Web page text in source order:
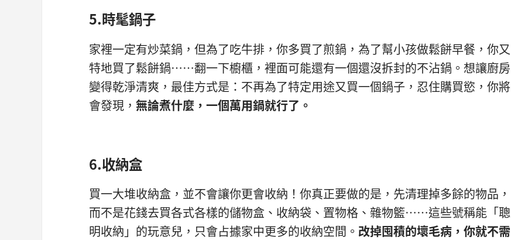
5.時髦鍋子
家裡一定有炒菜鍋，但為了吃牛排，你多買了煎鍋，為了幫小孩做鬆餅早餐，你又
特地買了鬆餅鍋⋯⋯翻一下櫥櫃，裡面可能還有一個還沒拆封的不沾鍋。想讓廚房
變得乾淨清爽，最佳方式是：不再為了特定用途又買一個鍋子，忍住購買慾，你將
會發現， 無論煮什麼，一個萬用鍋就行了。
6.收納盒
買一大堆收納盒，並不會讓你更會收納！你真正要做的是，先清理掉多餘的物品，
而不是花錢去買各式各樣的儲物盒、收納袋、置物格、雜物籃⋯⋯這些號稱能「聰
明收納」的玩意兒，只會占據家中更多的收納空間。 改掉囤積的壞毛病， 你就不需